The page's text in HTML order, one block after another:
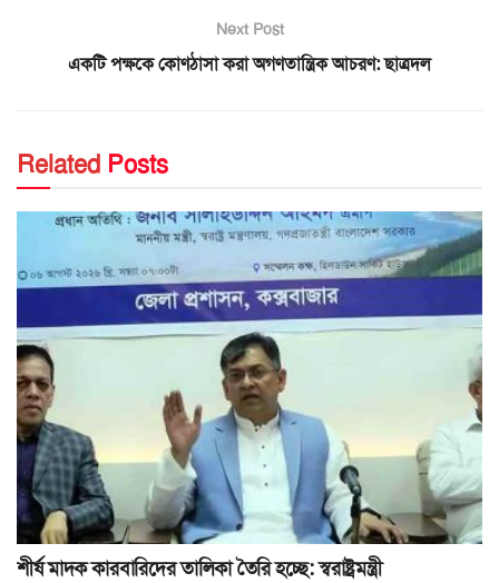
Next Post
একটি পক্ষকে কোণঠাসা করা অগণতান্ত্রিক আচরণ: ছাত্রদল
Related Posts
শীর্ষ মাদক কারবারিদের তালিকা তৈরি হচ্ছে: স্বরাষ্ট্রমন্ত্রী